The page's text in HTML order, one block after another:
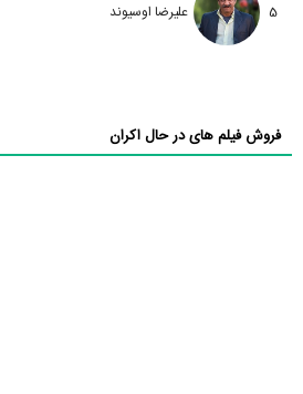
5 علیرضا اوسیوند
فروش فیلم های در حال اکران